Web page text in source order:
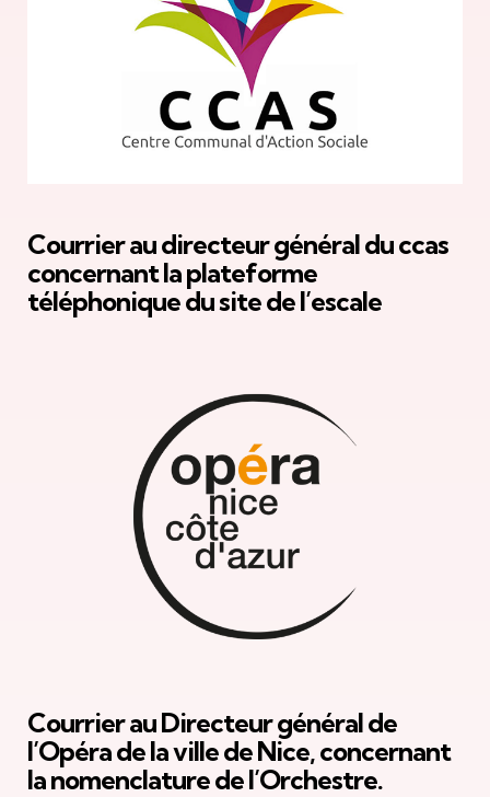
Courrier au directeur général du ccas
concernant la plateforme
téléphonique du site de l’escale
Courrier au Directeur général de
l’Opéra de la ville de Nice, concernant
la nomenclature de l’Orchestre.